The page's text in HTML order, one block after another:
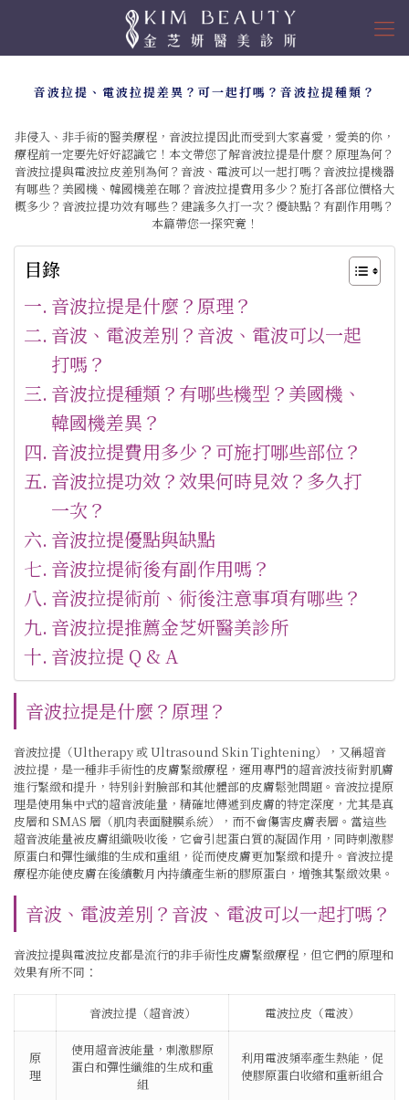
音波拉提、電波拉提差異？可一起打嗎？音波拉提種類？
非侵入、非手術的醫美療程，音波拉提因此而受到大家喜愛，愛美的你，
療程前一定要先好好認識它！本文帶您了解音波拉提是什麼？原理為何？
音波拉提與電波拉皮差別為何？音波、電波可以一起打嗎？音波拉提機器
有哪些？美國機、韓國機差在哪？音波拉提費用多少？施打各部位價格大
概多少？音波拉提功效有哪些？建議多久打一次？優缺點？有副作用嗎？
本篇帶您一探究竟！
目錄
音波拉提是什麼？原理？
音波、電波差別？音波、電波可以一起
打嗎？
音波拉提種類？有哪些機型？美國機、
韓國機差異？
音波拉提費用多少？可施打哪些部位？
音波拉提功效？效果何時見效？多久打
一次？
音波拉提優點與缺點
音波拉提術後有副作用嗎？
音波拉提術前、術後注意事項有哪些？
音波拉提推薦金芝妍醫美診所
音波拉提 Q & A
音波拉提是什麼？原理？
音波拉提（Ultherapy 或 Ultrasound Skin Tightening），又稱超音
波拉提，是一種非手術性的皮膚緊緻療程，運用專門的超音波技術對肌膚
進行緊緻和提升，特別針對臉部和其他體部的皮膚鬆弛問題。音波拉提原
理是使用集中式的超音波能量，精確地傳遞到皮膚的特定深度，尤其是真
皮層和 SMAS 層（肌肉表面腱膜系統），而不會傷害皮膚表層。當這些
超音波能量被皮膚組織吸收後，它會引起蛋白質的凝固作用，同時刺激膠
原蛋白和彈性纖維的生成和重組，從而使皮膚更加緊緻和提升。音波拉提
療程亦能使皮膚在後續數月內持續產生新的膠原蛋白，增強其緊緻效果。
音波、電波差別？音波、電波可以一起打嗎？
音波拉提與電波拉皮都是流行的非手術性皮膚緊緻療程，但它們的原理和
效果有所不同：
音波拉提（超音波） 電波拉皮（電波）
原
理
使用超音波能量，刺激膠原
蛋白和彈性纖維的生成和重
組
利用電波頻率產生熱能，促
使膠原蛋白收縮和重新組合